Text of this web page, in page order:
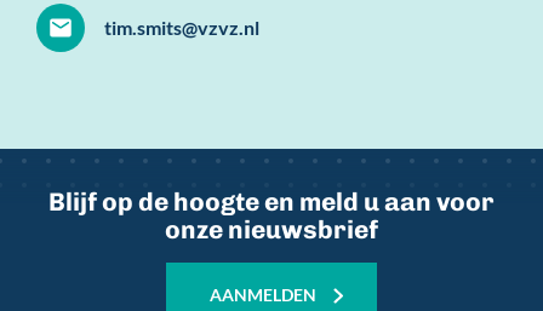
tim.smits@vzvz.nl
Blijf op de hoogte en meld u aan voor
onze nieuwsbrief
AANMELDEN